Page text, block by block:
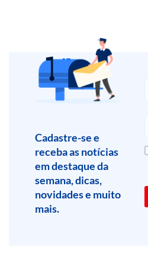
Cadastre-se e
receba as notícias
em destaque da
semana, dicas,
novidades e muito
mais.